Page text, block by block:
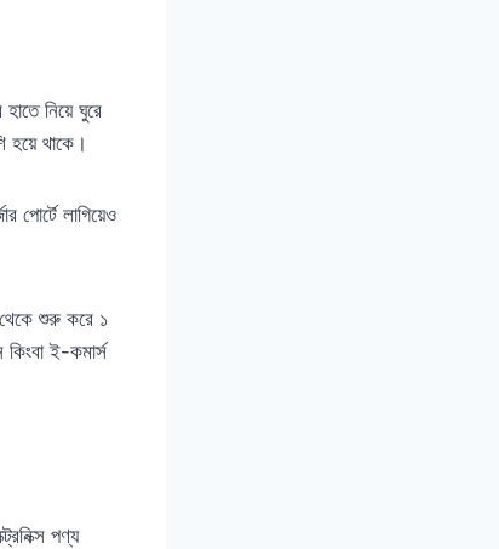
নিয়ে ঘুরে
হয়ে থাকে।
পোর্টে লাগিয়েও
থেকে শুরু করে ১
ই-কমার্স
পণ্য